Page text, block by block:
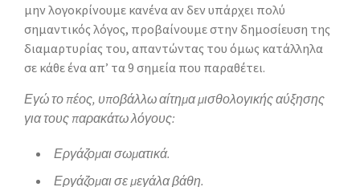
μην λογοκρίνουμε κανένα αν δεν υπάρχει πολύ
σημαντικός λόγος, προβαίνουμε στην δημοσίευση της
διαμαρτυρίας του, απαντώντας του όμως κατάλληλα
σε κάθε ένα απ’ τα 9 σημεία που παραθέτει.
Εγώ το πέος, υποβάλλω αίτημα μισθολογικής αύξησης
για τους παρακάτω λόγους:
Εργάζομαι σωματικά.
Εργάζομαι σε μεγάλα βάθη.